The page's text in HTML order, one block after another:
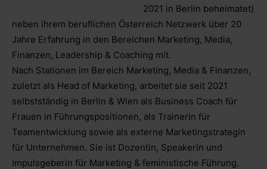
2021 in Berlin beheimatet)
neben ihrem beruflichen Österreich Netzwerk über 20
Jahre Erfahrung in den Bereichen Marketing, Media,
Finanzen, Leadership & Coaching mit.
Nach Stationen im Bereich Marketing, Media & Finanzen,
zuletzt als Head of Marketing, arbeitet sie seit 2021
selbstständig in Berlin & Wien als Business Coach für
Frauen in Führungspositionen, als Trainerin für
Teamentwicklung sowie als externe Marketingstrategin
für Unternehmen. Sie ist Dozentin, Speakerin und
Impulsgeberin für Marketing & feministische Führung.